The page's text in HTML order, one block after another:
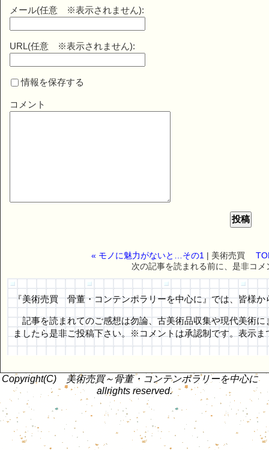
メール(任意 ※表示されません):
URL(任意 ※表示されません):
情報を保存する
コメント
« モノに魅力がないと…その1| 美術売買
次の記事を読まれる前に、是非コ
『美術売買 骨董・コンテンポラリーを中心に』では、皆様
記事を読まれてのご感想は勿論、古美術品収集や現代美術
ましたら是非ご投稿下さい。※コメントは承認制です。表示
Copyright(C) 美術売買～骨董・コンテンポラリーを中心に
allrights reserved.